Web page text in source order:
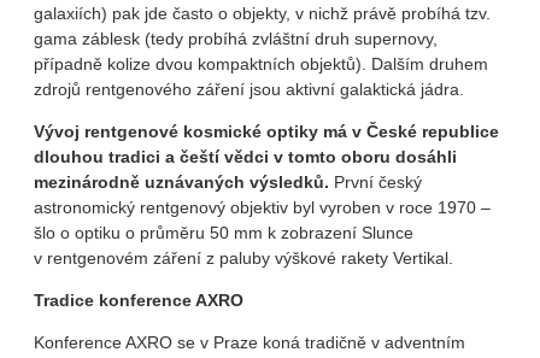
galaxiích) pak jde často o objekty, v nichž právě probíhá tzv.
gama záblesk (tedy probíhá zvláštní druh supernovy,
případně kolize dvou kompaktních objektů). Dalším druhem
zdrojů rentgenového záření jsou aktivní galaktická jádra.
Vývoj rentgenové kosmické optiky má v České republice
dlouhou tradici a čeští vědci v tomto oboru dosáhli
mezinárodně uznávaných výsledků. První český
astronomický rentgenový objektiv byl vyroben v roce 1970 –
šlo o optiku o průměru 50 mm k zobrazení Slunce
v rentgenovém záření z paluby výškové rakety Vertikal.
Tradice konference AXRO
Konference AXRO se v Praze koná tradičně v adventním